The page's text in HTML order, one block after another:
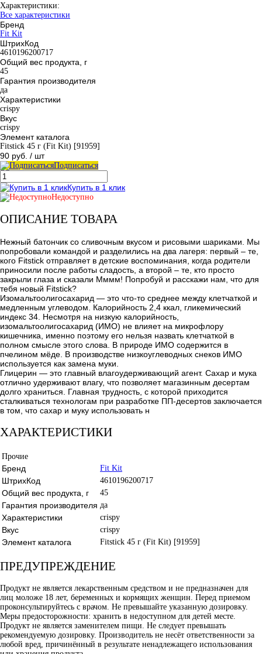
Характеристики:
Все характеристики
Бренд
Fit Kit
ШтрихКод
4610196200717
Общий вес продукта, г
45
Гарантия производителя
да
Характеристики
crispy
Вкус
crispy
Элемент каталога
Fitstick 45 г (Fit Kit) [91959]
90 руб. / шт
Подписаться
Купить в 1 клик
Недоступно
ОПИСАНИЕ ТОВАРА
Нежный батончик со сливочным вкусом и рисовыми шариками. Мы
попробовали командой и разделились на два лагеря: первый – те,
кого Fitstick отправляет в детские воспоминания, когда родители
приносили после работы сладость, а второй – те, кто просто
закрыли глаза и сказали Мммм! Попробуй и расскажи нам, что для
тебя новый Fitstick?
Изомальтоолигосахарид — это что-то среднее между клетчаткой и
медленным углеводом. Калорийность 2,4 ккал, гликемический
индекс 34. Несмотря на низкую калорийность,
изомальтоолигосахарид (ИМО) не влияет на микрофлору
кишечника, именно поэтому его нельзя назвать клетчаткой в
полном смысле этого слова. В природе ИМО содержится в
пчелином мёде. В производстве низкоуглеводных снеков ИМО
используется как замена муки.
Глицерин — это главный влагоудерживающий агент. Сахар и мука
отлично удерживают влагу, что позволяет магазинным десертам
долго храниться. Главная трудность, с которой приходится
сталкиваться технологам при разработке ПП-десертов заключается
в том, что сахар и муку использовать н
ХАРАКТЕРИСТИКИ
Прочие
Бренд Fit Kit
ШтрихКод 4610196200717
Общий вес продукта, г 45
Гарантия производителя да
Характеристики crispy
Вкус crispy
Элемент каталога Fitstick 45 г (Fit Kit) [91959]
ПРЕДУПРЕЖДЕНИЕ
Продукт не является лекарственным средством и не предназначен для
лиц моложе 18 лет, беременных и кормящих женщин. Перед приемом
проконсультируйтесь с врачом. Не превышайте указанную дозировку.
Меры предосторожности: хранить в недоступном для детей месте.
Продукт не является заменителем пищи. Не следует превышать
рекомендуемую дозировку. Производитель не несёт ответственности за
любой вред, причинённый в результате ненадлежащего использования